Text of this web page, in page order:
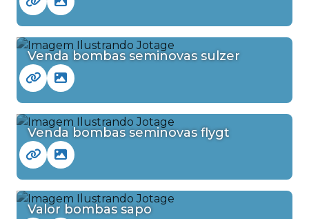
Venda bombas seminovas sulzer
Venda bombas seminovas flygt
Valor bombas sapo